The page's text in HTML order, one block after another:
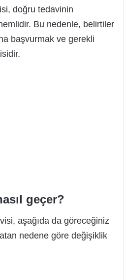
doğru tedavinin
Bu nedenle, belirtiler
başvurmak ve gerekli
geçer?
aşağıda da göreceğiniz
nedene göre değişiklik